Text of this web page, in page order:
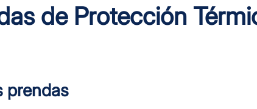
de Protección
prendas